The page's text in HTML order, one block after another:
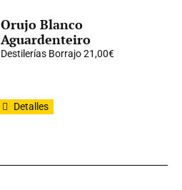
Orujo Blanco
Aguardenteiro
Destilerías Borrajo 21,00€
Detalles